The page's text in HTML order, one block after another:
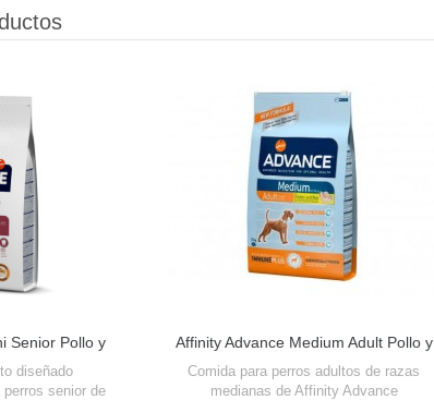
Senior Pollo y
diseñado
senior de
Affinity Advance Medium Adult Pollo y
Comida para perros adultos de razas
medianas de Affinity Advance